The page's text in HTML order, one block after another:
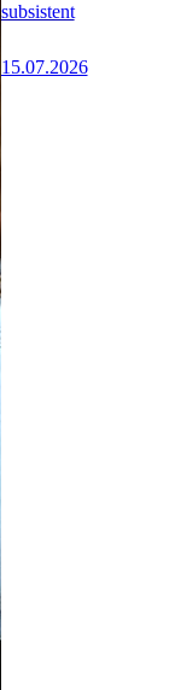
subsistent
15.07.2026